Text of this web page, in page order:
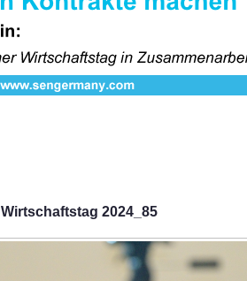
Wirtschaftstag 2024_85